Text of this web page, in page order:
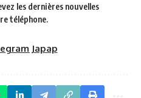
les dernières nouvelles
téléphone.
Japap